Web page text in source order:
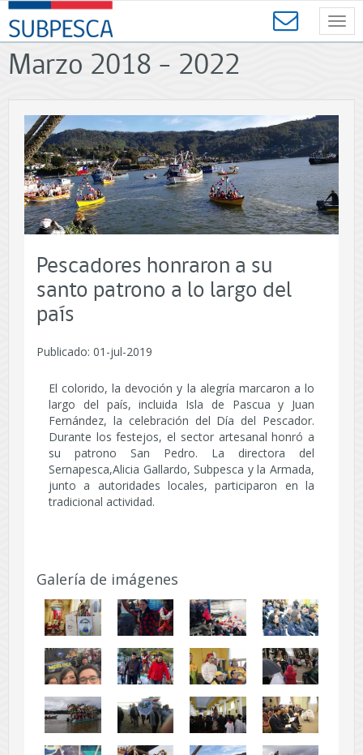
Contenido
principal
SUBPESCA
-
Subsecretaría
de
Acuicultura
Gobierno
de
Chile
Marzo 2018 - 2022
Pescadores honraron a su
santo patrono a lo largo del
país
Publicado: 01-jul-2019
El colorido, la devoción y la alegría marcaron a lo
largo del país, incluida Isla de Pascua y Juan
Fernández, la celebración del Día del Pescador.
Durante los festejos, el sector artesanal honró a
su patrono San Pedro. La directora del
Sernapesca,Alicia Gallardo, Subpesca y la Armada,
junto a autoridades locales, participaron en la
tradicional actividad.
Galería de imágenes